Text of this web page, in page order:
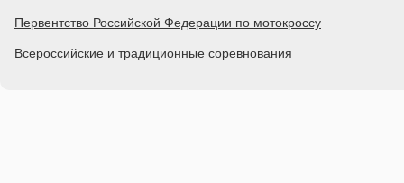
Первентство Российской Федерации по мотокроссу
Всероссийские и традиционные соревнования